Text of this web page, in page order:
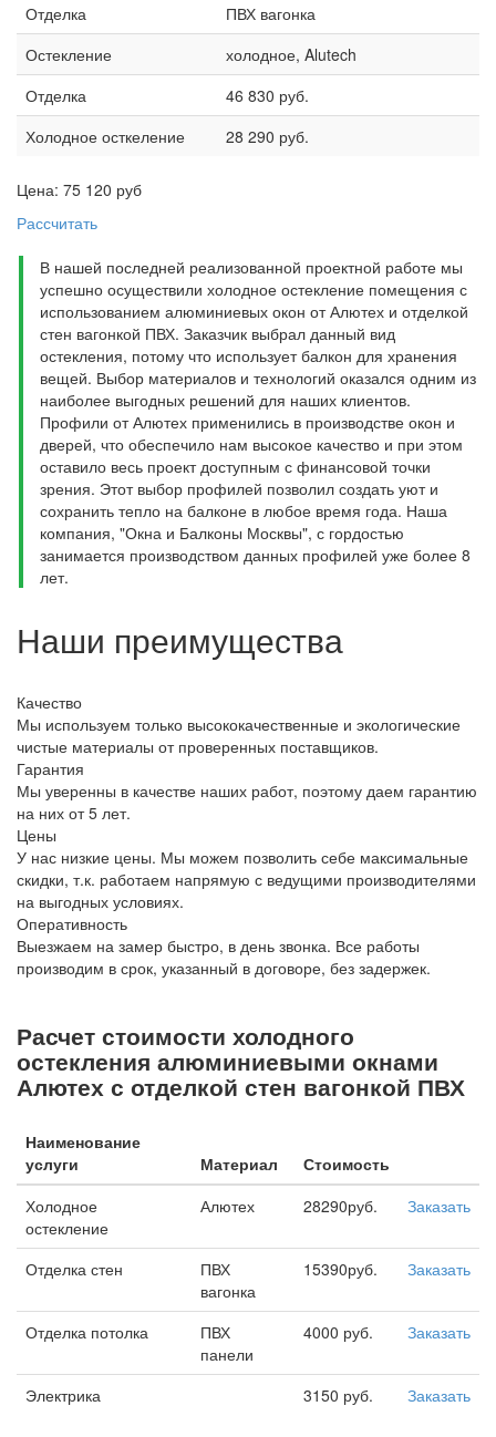
Отделка
ПВХ вагонка
Остекление
холодное, Alutech
Отделка
46 830 руб.
Холодное осткеление
28 290 руб.
Цена: 75 120 руб
Рассчитать
В нашей последней реализованной проектной работе мы
успешно осуществили холодное остекление помещения с
использованием алюминиевых окон от Алютех и отделкой
стен вагонкой ПВХ. Заказчик выбрал данный вид
остекления, потому что использует балкон для хранения
вещей. Выбор материалов и технологий оказался одним из
наиболее выгодных решений для наших клиентов.
Профили от Алютех применились в производстве окон и
дверей, что обеспечило нам высокое качество и при этом
оставило весь проект доступным с финансовой точки
зрения. Этот выбор профилей позволил создать уют и
сохранить тепло на балконе в любое время года. Наша
компания, "Окна и Балконы Москвы", с гордостью
занимается производством данных профилей уже более 8
лет.
Наши преимущества
Качество
Мы используем только высококачественные и экологические
чистые материалы от проверенных поставщиков.
Гарантия
Мы уверенны в качестве наших работ, поэтому даем гарантию
на них от 5 лет.
Цены
У нас низкие цены. Мы можем позволить себе максимальные
скидки, т.к. работаем напрямую с ведущими производителями
на выгодных условиях.
Оперативность
Выезжаем на замер быстро, в день звонка. Все работы
производим в срок, указанный в договоре, без задержек.
Расчет стоимости холодного
остекления алюминиевыми окнами
Алютех с отделкой стен вагонкой ПВХ
Наименование
услуги
Материал
Стоимость
Холодное
остекление
Алютех 28290руб. Заказать
Отделка стен
ПВХ
вагонка
15390руб. Заказать
Отделка потолка
ПВХ
панели
4000 руб. Заказать
Электрика 3150 руб. Заказать